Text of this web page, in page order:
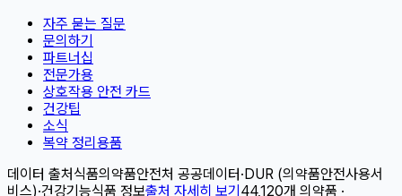
자주 묻는 질문
문의하기
파트너십
전문가용
상호작용 안전 카드
건강팁
소식
복약 정리용품
데이터 출처 식품의약품안전처 공공데이터 · DUR (의약품안전사용서
비스)·건강기능식품 정보출처 자세히 보기 44,120개 의약품 ·